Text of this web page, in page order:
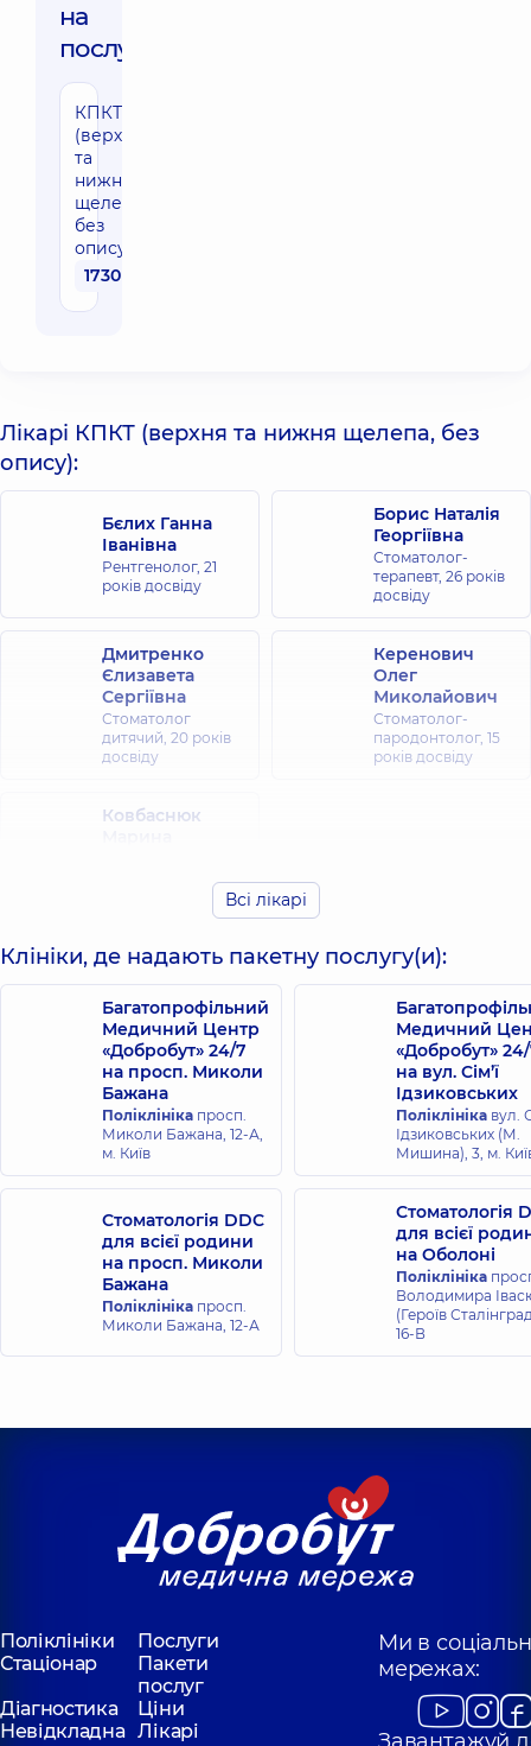
на
послуги:
КПКТ
(верхня
та
нижня
щелепа,
без
опису)
1730 грн
Лікарі КПКТ (верхня та нижня щелепа, без
опису):
Бєлих Ганна
Іванівна
Рентгенолог, 21
років досвіду
Борис Наталія
Георгіївна
Стоматолог-
терапевт, 26 років
досвіду
Дмитренко
Єлизавета
Сергіївна
Стоматолог
дитячий, 20 років
досвіду
Керенович
Олег
Миколайович
Стоматолог-
пародонтолог, 15
років досвіду
Ковбаснюк
25 роківВсі лікарі
Клініки, де надають пакетну послугу(и):
Багатопрофільний
Медичний Центр
«Добробут» 24/7
на просп. Миколи
Бажана
Поліклініка просп.
Миколи Бажана, 12-А,
м. Київ
Медичний
«Добробут»
на вул. Сім’ї
Ідзиковських
Поліклініка вул.
Ідзиковських (М.
Мишина), 3, м.
Стоматологія DDC
для всієї родини
на просп. Миколи
Бажана
Поліклініка просп.
Миколи Бажана, 12-А
Стоматологія
для всієї
на Оболоні
Поліклініка
Володимира
(Героїв
16-В
Поліклініки
Послуги
Стаціонар
Пакети
послуг
Діагностика
Ціни
Невідкладна Лікарі
Ми в
мережах: